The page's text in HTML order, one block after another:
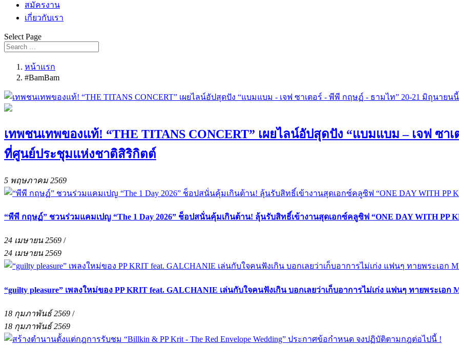
สมัครงาน
เกี่ยวกับเรา
Select Page
หน้าแรก
#BamBam
เทพชนเทพของแท้! “THE TITANS CONCERT” เผยไลน์อัปสุดปัง “แบมแบม – เจฟ ซ
ที่ศูนย์ประชุมแห่งชาติสิริกิตต์
5 พฤษภาคม 2569
“พีพี กฤษฏ์” ชวนร่วมแคมเปญ “The 1 Day 2026” ช็อปสนั่นคุ้มเกินต้าน! ลุ้นรับสิทธิ์เข้างานสุดเอกซ์คลูซิฟ “ONE DAY WITH PP
24 เมษายน 2569 /
24 เมษายน 2569
“guilty pleasure” เพลงใหม่ของ PP KRIT feat. GALCHANIE เล่นกับใจคนฟังเกิน บอกเลยว่าเก็บอาการไม่เก่ง แฟนๆ ทายพระเอก
18 กุมภาพันธ์ 2569 /
18 กุมภาพันธ์ 2569